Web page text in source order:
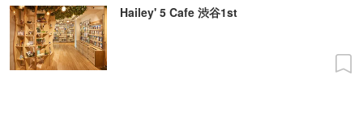
Hailey' 5 Cafe 渋谷1st